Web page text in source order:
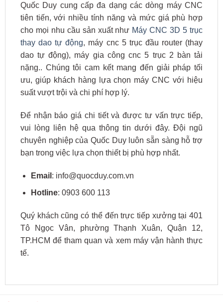
Quốc Duy cung cấp đa dạng các dòng máy CNC
tiên tiến, với nhiều tính năng và mức giá phù hợp
cho mọi nhu cầu sản xuất như Máy CNC 3D 5 trục
thay dao tự động, máy cnc 5 trục đầu router (thay
dao tự động), máy gia công cnc 5 trục 2 bàn tải
nặng.. Chúng tôi cam kết mang đến giải pháp tối
ưu, giúp khách hàng lựa chọn máy CNC với hiệu
suất vượt trội và chi phí hợp lý.
Để nhận báo giá chi tiết và được tư vấn trực tiếp,
vui lòng liên hệ qua thông tin dưới đây. Đội ngũ
chuyên nghiệp của Quốc Duy luôn sẵn sàng hỗ trợ
bạn trong việc lựa chọn thiết bị phù hợp nhất.
Email : info@quocduy.com.vn
Hotline: 0903 600 113
Quý khách cũng có thể đến trực tiếp xưởng tại 401
Tô Ngọc Vân, phường Thạnh Xuân, Quận 12,
TP.HCM để tham quan và xem máy vận hành thực
tế.